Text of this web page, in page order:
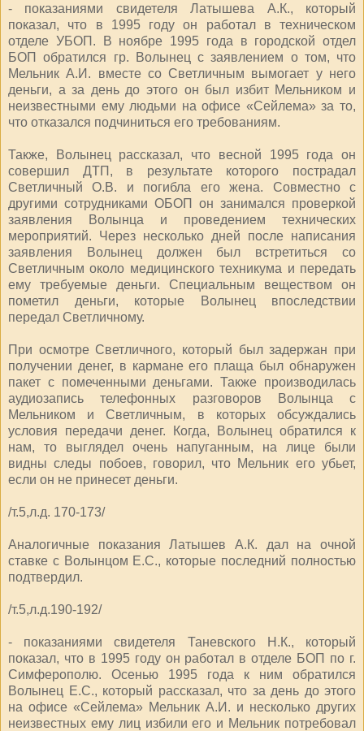
- показаниями свидетеля Латышева А.К., который
показал, что в 1995 году он работал в техническом
отделе УБОП. В ноябре 1995 года в городской отдел
БОП обратился гр. Волынец с заявлением о том, что
Мельник А.И. вместе со Светличным вымогает у него
деньги, а за день до этого он был избит Мельником и
неизвестными ему людьми на офисе «Сейлема» за то,
что отказался подчиниться его требованиям.
Также, Волынец рассказал, что весной 1995 года он
совершил ДТП, в результате которого пострадал
Светличный О.В. и погибла его жена. Совместно с
другими сотрудниками ОБОП он занимался проверкой
заявления Волынца и проведением технических
мероприятий. Через несколько дней после написания
заявления Волынец должен был встретиться со
Светличным около медицинского техникума и передать
ему требуемые деньги. Специальным веществом он
пометил деньги, которые Волынец впоследствии
передал Светличному.
При осмотре Светличного, который был задержан при
получении денег, в кармане его плаща был обнаружен
пакет с помеченными деньгами. Также производилась
аудиозапись телефонных разговоров Волынца с
Мельником и Светличным, в которых обсуждались
условия передачи денег. Когда, Волынец обратился к
нам, то выглядел очень напуганным, на лице были
видны следы побоев, говорил, что Мельник его убьет,
если он не принесет деньги.
/т.5,л.д. 170-173/
Аналогичные показания Латышев А.К. дал на очной
ставке с Волынцом Е.С., которые последний полностью
подтвердил.
/т.5,л.д.190-192/
- показаниями свидетеля Таневского Н.К., который
показал, что в 1995 году он работал в отделе БОП по г.
Симферополю. Осенью 1995 года к ним обратился
Волынец Е.С., который рассказал, что за день до этого
на офисе «Сейлема» Мельник А.И. и несколько других
неизвестных ему лиц избили его и Мельник потребовал